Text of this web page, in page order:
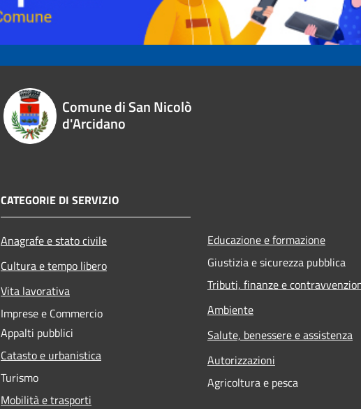
Comune di San Nicolò
d'Arcidano
CATEGORIE DI SERVIZIO
Anagrafe e stato civile
Cultura e tempo libero
Vita lavorativa
Imprese e Commercio
Appalti pubblici
Catasto e urbanistica
Turismo
Mobilità e trasporti
Educazione e formazione
Giustizia e sicurezza pubblica
Tributi, finanze e
Ambiente
Salute, benessere e assistenza
Autorizzazioni
Agricoltura e pesca